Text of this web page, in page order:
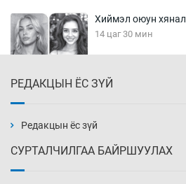
Хиймэл оюун
14 цаг 30 мин
15 цаг 0 мин
РЕДАКЦЫН ЁС ЗҮЙ
Редакцын ёс зүй
СУРТАЛЧИЛГАА БАЙРШУУЛАХ